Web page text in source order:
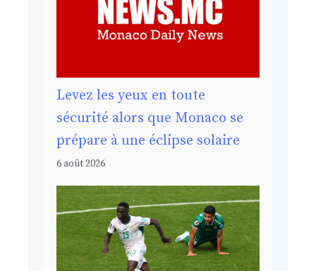
Levez les yeux en toute
sécurité alors que Monaco se
prépare à une éclipse solaire
6 août 2026